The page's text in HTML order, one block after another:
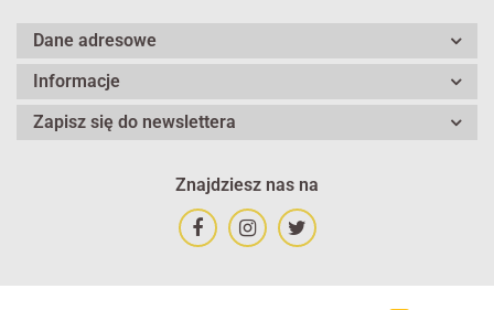
Dane adresowe
Informacje
Zapisz się do newslettera
Znajdziesz nas na